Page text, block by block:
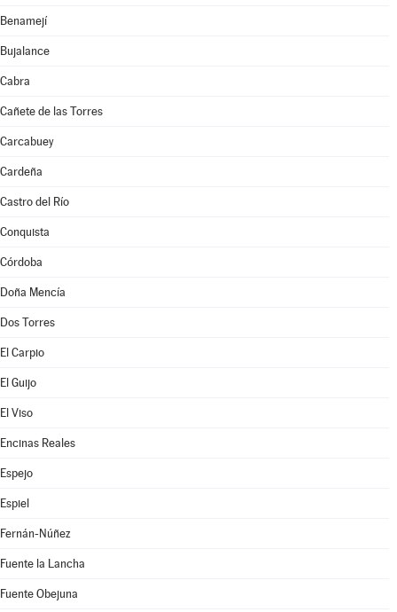
Benamejí
Bujalance
Cabra
Cañete de las Torres
Carcabuey
Cardeña
Castro del Río
Conquista
Córdoba
Doña Mencía
Dos Torres
El Carpio
El Guijo
El Viso
Encinas Reales
Espejo
Espiel
Fernán-Núñez
Fuente la Lancha
Fuente Obejuna